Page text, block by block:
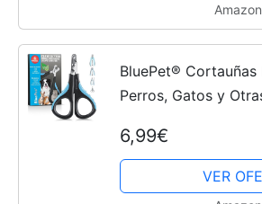
BluePet®
Perros, Gatos y
de uñas | Cortaúñas
para Garras |...
6,99€
VER